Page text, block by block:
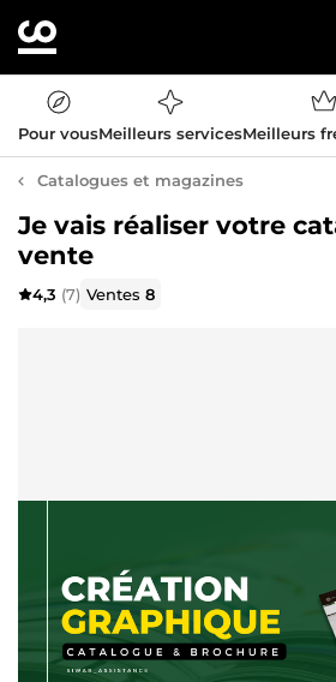
Pour vousMeilleurs servicesMeilleurs
Catalogues et magazines
Je vais réaliser votre
vente
4,3 (7) Ventes8